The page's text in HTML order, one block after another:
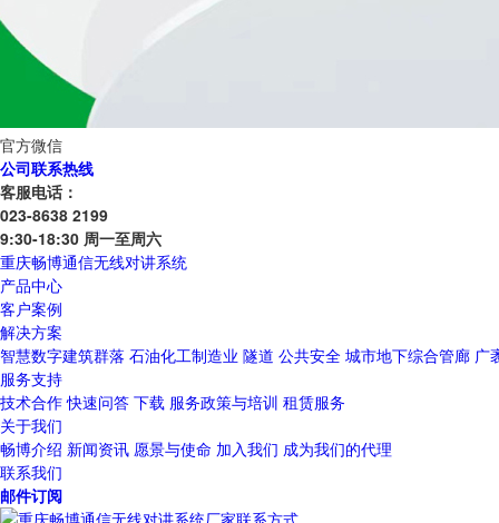
官方微信
公司联系热线
客服电话：
023-8638 2199
9:30-18:30 周一至周六
重庆畅博通信无线对讲系统
产品中心
客户案例
解决方案
智慧数字建筑群落 石油化工制造业 隧道 公共安全 城市地下综合管廊 广
服务支持
技术合作 快速问答 下载 服务政策与培训 租赁服务
关于我们
畅博介绍 新闻资讯 愿景与使命 加入我们 成为我们的代理
联系我们
邮件订阅